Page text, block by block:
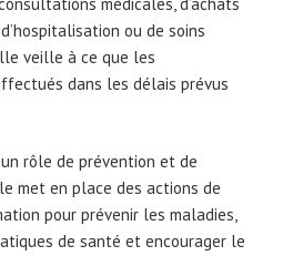
ou de soins
veille à ce que les
dans les délais prévus
rôle de prévention et de
met en place des actions de
pour prévenir les maladies,
de santé et encourager le